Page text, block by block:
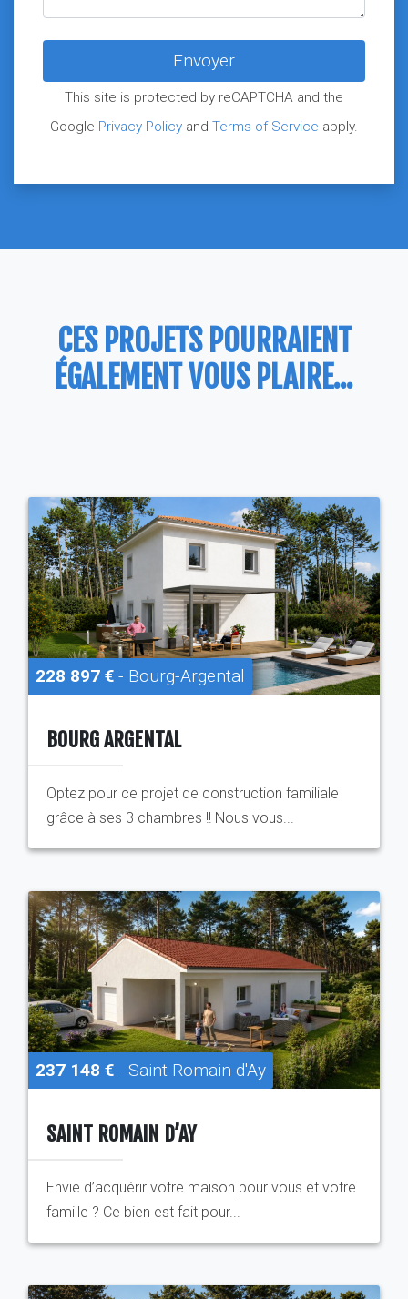
This site is protected by reCAPTCHA and the
Google Privacy Policy and Terms of Service apply.
CES PROJETS POURRAIENT
ÉGALEMENT VOUS PLAIRE...
228 897 € - Bourg-Argental
BOURG ARGENTAL
Optez pour ce projet de construction familiale
grâce à ses 3 chambres !! Nous vous...
237 148 € - Saint Romain d'Ay
SAINT ROMAIN D’AY
Envie d’acquérir votre maison pour vous et votre
famille ? Ce bien est fait pour...